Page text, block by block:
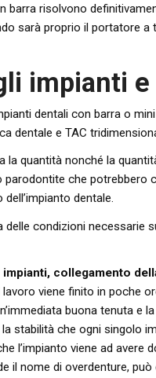
barra risolvono
sarà proprio il portatore a
impianti
dentali con barra o
dentale e TAC
la quantità nonché la
che potrebbero
dentale.
delle condizioni necessarie
collegamento
viene finito in poche
buona tenuta e
stabilità che ogni singolo
l’impianto viene ad
il nome di overdenture,